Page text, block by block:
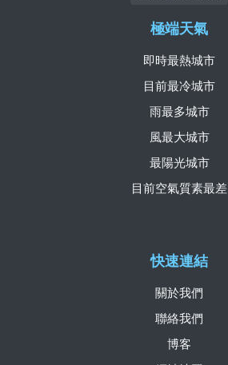
快速連結
關於我們
聯絡我們
博客
極端天氣
即時最熱城市
目前最冷城市
雨最多城市
風最大城市
最陽光城市
目前空氣質素最差